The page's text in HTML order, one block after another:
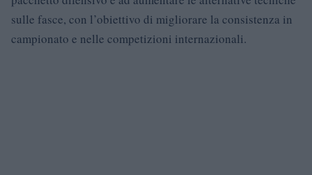
sulle fasce, con l’obiettivo di migliorare la consistenza in
campionato e nelle competizioni internazionali.